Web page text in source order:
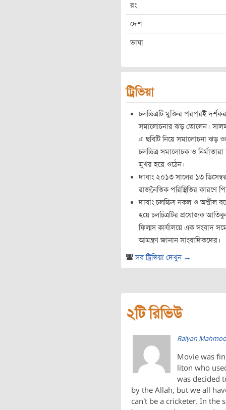
রং
দেশ
ভাষা
ট্রিভিয়া
চলচ্চিত্রটি মুক্তির পরপরই
সমালোচনার ঝড় তোলেন।
এ ছবিটি নিয়ে সমালোচনা ঝড়
চলচ্চিত্র সমালোচক ও
মুখর হয়ে ওঠেন।
দাবাং ২০১৩ সালের ১৩
রাজনৈতিক পরিস্থিতির কারণে
দাবাং চলচ্চিত্র নকল ও অশ্লীল
হয়ে চলচিত্রটির প্রযোজক
ফিল্মস কার্যালয়ে এক সংবাদ
আমন্ত্রণ জানান সাংবাদিকদের।
সব ট্রিভিয়া দেখুন →
২টি রিভিউ
Raiyan
Movie was
liton who
was decided
by the Allah, but we all
can’t be a cricketer. In the